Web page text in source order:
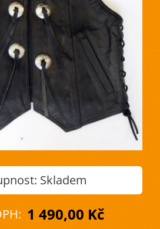
Skladem
1 490,00 Kč